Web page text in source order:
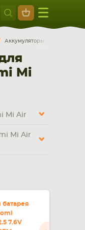
Москва
+7 495 414
Аккумуляторы для ноутбуков
Mi
Mi Air
Mi Air
7.6V